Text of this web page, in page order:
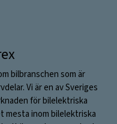
bilbranschen som är
Vi är en av Sveriges
för bilelektriska
mesta inom bilelektriska